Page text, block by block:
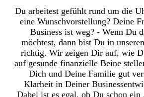
Du arbeitest gefühlt rund um die
eine Wunschvorstellung? Deine
Business ist weg? - Wenn Du
möchtest, dann bist Du in
richtig. Wir zeigen Dir auf, wie
auf gesunde finanzielle Beine
Dich und Deine Familie gut
Klarheit in Deiner
Dabei ist es egal, ob Du schon ein